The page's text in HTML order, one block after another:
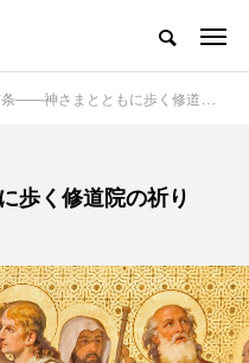
――神さまとともに歩く修道院の祈り
歩く修道院の祈り